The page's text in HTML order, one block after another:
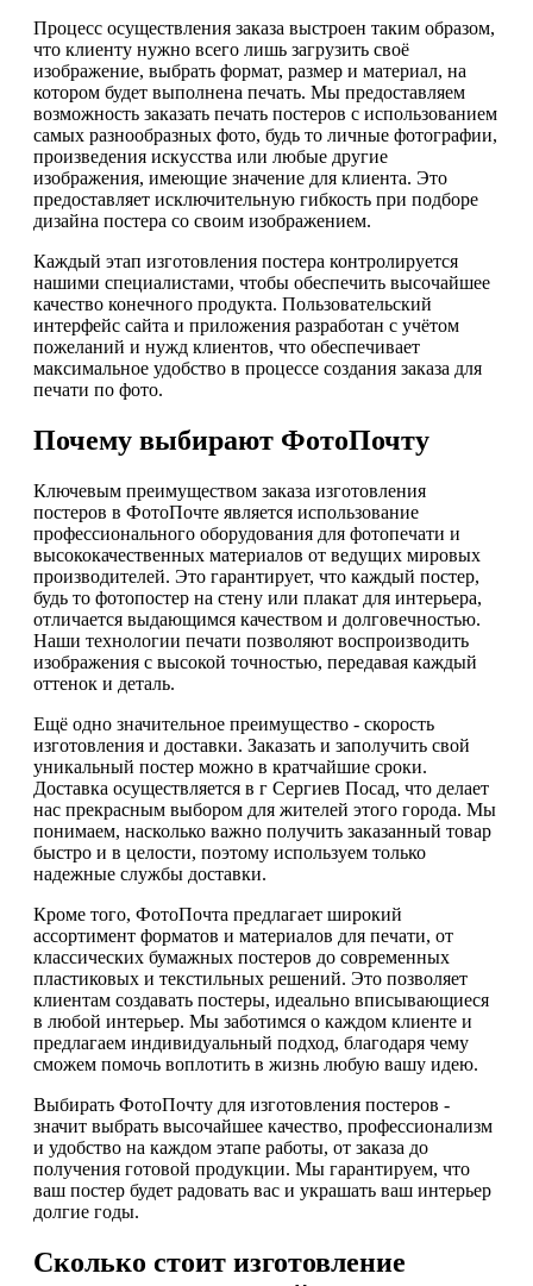
Процесс осуществления заказа выстроен таким образом,
что клиенту нужно всего лишь загрузить своё
изображение, выбрать формат, размер и материал, на
котором будет выполнена печать. Мы предоставляем
возможность заказать печать постеров с использованием
самых разнообразных фото, будь то личные фотографии,
произведения искусства или любые другие
изображения, имеющие значение для клиента. Это
предоставляет исключительную гибкость при подборе
дизайна постера со своим изображением.
Каждый этап изготовления постера контролируется
нашими специалистами, чтобы обеспечить высочайшее
качество конечного продукта. Пользовательский
интерфейс сайта и приложения разработан с учётом
пожеланий и нужд клиентов, что обеспечивает
максимальное удобство в процессе создания заказа для
печати по фото.
Почему выбирают ФотоПочту
Ключевым преимуществом заказа изготовления
постеров в ФотоПочте является использование
профессионального оборудования для фотопечати и
высококачественных материалов от ведущих мировых
производителей. Это гарантирует, что каждый постер,
будь то фотопостер на стену или плакат для интерьера,
отличается выдающимся качеством и долговечностью.
Наши технологии печати позволяют воспроизводить
изображения с высокой точностью, передавая каждый
оттенок и деталь.
Ещё одно значительное преимущество - скорость
изготовления и доставки. Заказать и заполучить свой
уникальный постер можно в кратчайшие сроки.
Доставка осуществляется в г Сергиев Посад, что делает
нас прекрасным выбором для жителей этого города. Мы
понимаем, насколько важно получить заказанный товар
быстро и в целости, поэтому используем только
надежные службы доставки.
Кроме того, ФотоПочта предлагает широкий
ассортимент форматов и материалов для печати, от
классических бумажных постеров до современных
пластиковых и текстильных решений. Это позволяет
клиентам создавать постеры, идеально вписывающиеся
в любой интерьер. Мы заботимся о каждом клиенте и
предлагаем индивидуальный подход, благодаря чему
сможем помочь воплотить в жизнь любую вашу идею.
Выбирать ФотоПочту для изготовления постеров -
значит выбрать высочайшее качество, профессионализм
и удобство на каждом этапе работы, от заказа до
получения готовой продукции. Мы гарантируем, что
ваш постер будет радовать вас и украшать ваш интерьер
долгие годы.
Сколько стоит изготовление